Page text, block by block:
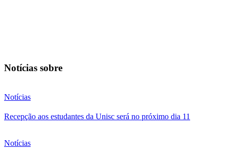
Notícias sobre
Notícias
Recepção aos estudantes da Unisc será no próximo dia 11
Notícias